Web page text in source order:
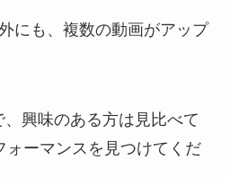
にも、複数の動画がアップ
興味のある方は見比べて
ォーマンスを見つけてくだ